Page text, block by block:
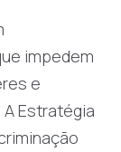
impedem
e
Estratégia